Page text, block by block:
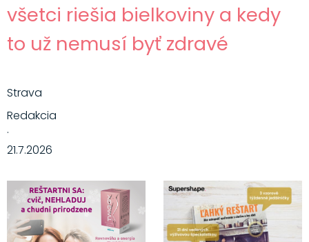
všetci riešia bielkoviny a kedy
to už nemusí byť zdravé
Strava
Redakcia
·
21.7.2026